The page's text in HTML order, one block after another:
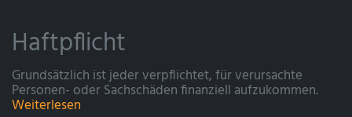
Haftpflicht
Grundsätzlich ist jeder verpflichtet, für verursachte
Personen- oder Sachschäden finanziell aufzukommen.
Weiterlesen